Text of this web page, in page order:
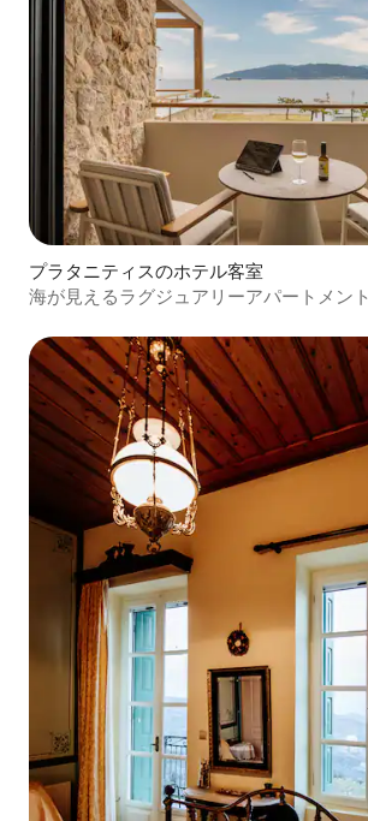
プラタニティスのホテル客室
海が見えるラグジュアリーアパートメント